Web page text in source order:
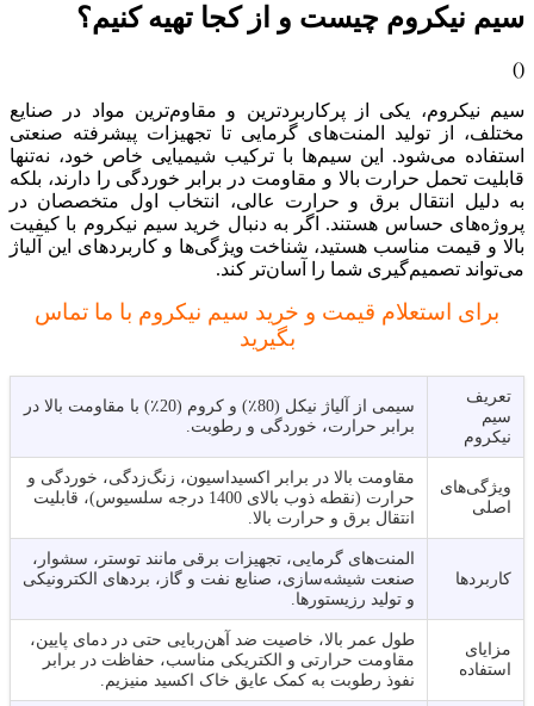
سیم نیکروم چیست و از کجا تهیه کنیم؟
(
)
سیم نیکروم، یکی از پرکاربردترین و مقاوم‌ترین مواد در صنایع
مختلف، از تولید المنت‌های گرمایی تا تجهیزات پیشرفته صنعتی
استفاده می‌شود. این سیم‌ها با ترکیب شیمیایی خاص خود، نه‌تنها
قابلیت تحمل حرارت بالا و مقاومت در برابر خوردگی را دارند، بلکه
به دلیل انتقال برق و حرارت عالی، انتخاب اول متخصصان در
پروژه‌های حساس هستند. اگر به دنبال خرید سیم نیکروم با کیفیت
بالا و قیمت مناسب هستید، شناخت ویژگی‌ها و کاربردهای این آلیاژ
می‌تواند تصمیم‌گیری شما را آسان‌تر کند.
برای استعلام قیمت و خرید سیم نیکروم با ما تماس
بگیرید
تعریف
سیم
نیکروم
سیمی از آلیاژ نیکل (80٪) و کروم (20٪) با مقاومت بالا در
برابر حرارت، خوردگی و رطوبت.
ویژگی‌های
اصلی
مقاومت بالا در برابر اکسیداسیون، زنگ‌زدگی، خوردگی و
حرارت (نقطه ذوب بالای 1400 درجه سلسیوس)، قابلیت
انتقال برق و حرارت بالا.
کاربردها
المنت‌های گرمایی، تجهیزات برقی مانند توستر، سشوار،
صنعت شیشه‌سازی، صنایع نفت و گاز، بردهای الکترونیکی
و تولید رزیستورها.
مزایای
استفاده
طول عمر بالا، خاصیت ضد آهن‌ربایی حتی در دمای پایین،
مقاومت حرارتی و الکتریکی مناسب، حفاظت در برابر
نفوذ رطوبت به کمک عایق خاک اکسید منیزیم.